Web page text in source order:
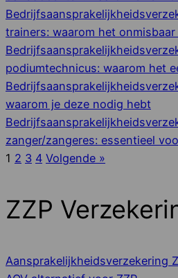
trainers: waarom het onmisbaar
podiumtechnicus: waarom het
waarom je deze nodig hebt
zanger/zangeres: essentieel
1 2 3 4 Volgende »
ZZP
Aansprakelijkheids­­verzekering